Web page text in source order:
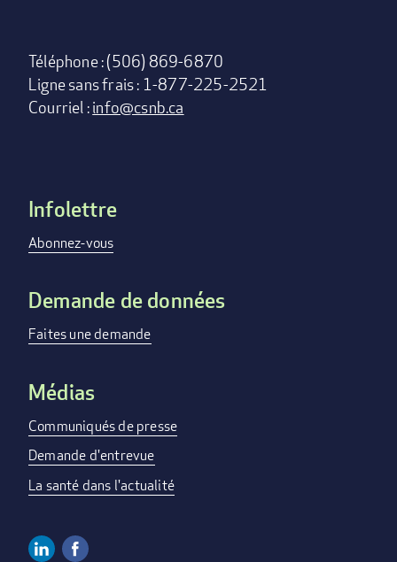
Téléphone : (506) 869-6870
Ligne sans frais : 1-877-225-2521
Courriel :info@csnb.ca
Footer
menu
Infolettre
Abonnez-vous
Demande de données
Faites une demande
Médias
Communiqués de presse
Demande d'entrevue
La santé dans l'actualité
Linkedin